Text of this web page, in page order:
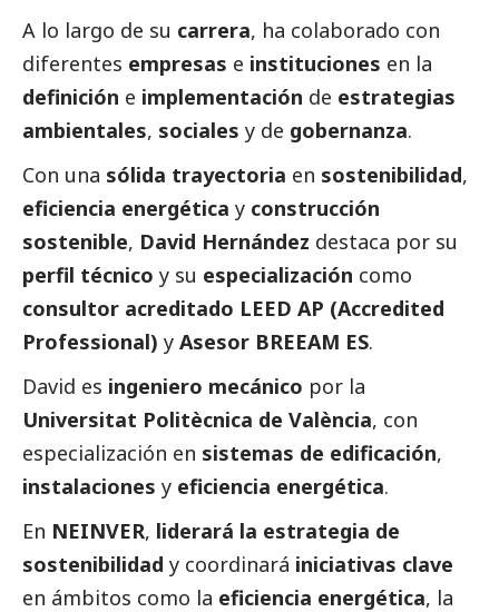
A lo largo de su carrera, ha colaborado con
diferentes empresas e instituciones en la
definición e implementación de estrategias
ambientales, sociales y de gobernanza.
Con una sólida trayectoria en sostenibilidad,
eficiencia energética y construcción
sostenible, David Hernández destaca por su
perfil técnico y su especialización como
consultor acreditado LEED AP (Accredited
Professional) y Asesor BREEAM ES.
David es ingeniero mecánico por la
Universitat Politècnica de València, con
especialización en sistemas de edificación,
instalaciones y eficiencia energética.
En NEINVER, liderará la estrategia de
sostenibilidad y coordinará iniciativas clave
en ámbitos como la eficiencia energética, la